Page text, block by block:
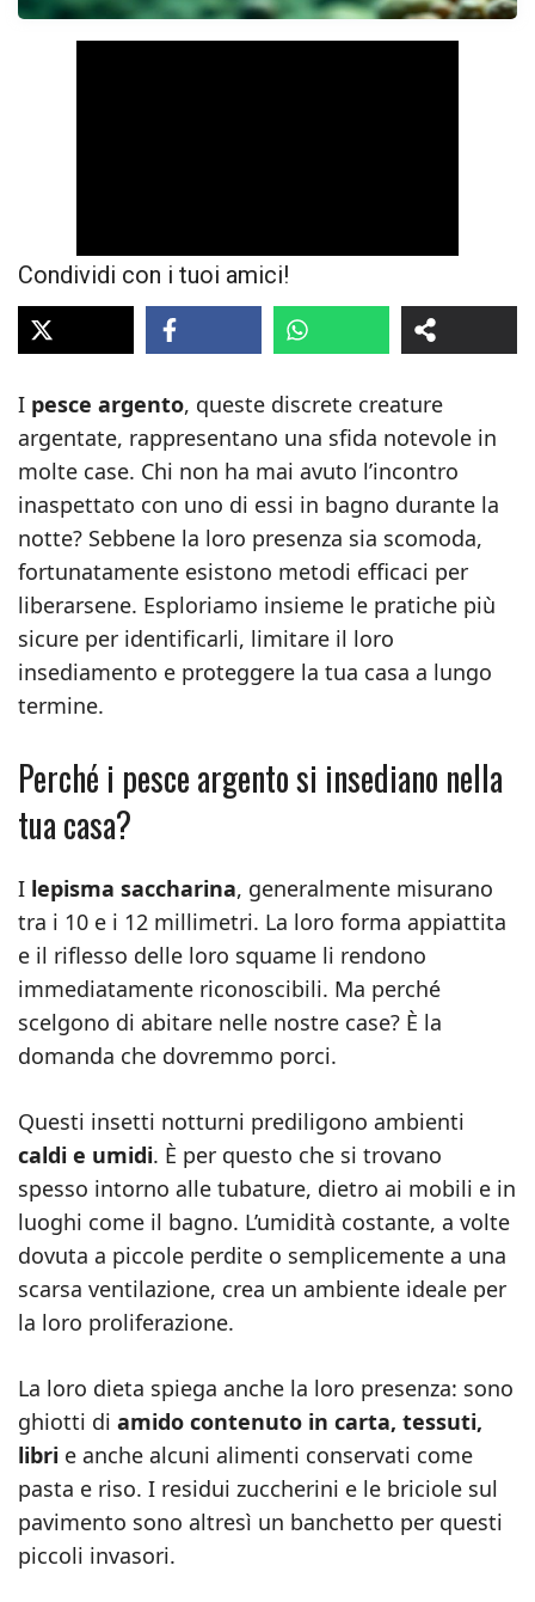
Condividi con i tuoi amici!
I pesce argento, queste discrete creature
argentate, rappresentano una sfida notevole in
molte case. Chi non ha mai avuto l’incontro
inaspettato con uno di essi in bagno durante la
notte? Sebbene la loro presenza sia scomoda,
fortunatamente esistono metodi efficaci per
liberarsene. Esploriamo insieme le pratiche più
sicure per identificarli, limitare il loro
insediamento e proteggere la tua casa a lungo
termine.
Perché i pesce argento si insediano nella
tua casa?
I lepisma saccharina, generalmente misurano
tra i 10 e i 12 millimetri. La loro forma appiattita
e il riflesso delle loro squame li rendono
immediatamente riconoscibili. Ma perché
scelgono di abitare nelle nostre case? È la
domanda che dovremmo porci.
Questi insetti notturni prediligono ambienti
caldi e umidi. È per questo che si trovano
spesso intorno alle tubature, dietro ai mobili e in
luoghi come il bagno. L’umidità costante, a volte
dovuta a piccole perdite o semplicemente a una
scarsa ventilazione, crea un ambiente ideale per
la loro proliferazione.
La loro dieta spiega anche la loro presenza: sono
ghiotti di amido contenuto in carta, tessuti,
libri e anche alcuni alimenti conservati come
pasta e riso. I residui zuccherini e le briciole sul
pavimento sono altresì un banchetto per questi
piccoli invasori.